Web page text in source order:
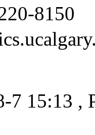
8150
7 15:13 ,